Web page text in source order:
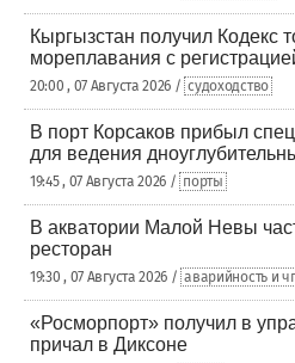
Кыргызстан получил Кодекс
мореплавания с
20:00 , 07 Августа 2026 / судоходство
В порт Корсаков прибыл
для ведения
19:45 , 07 Августа 2026 / порты
В акватории Малой Невы
ресторан
19:30 , 07 Августа 2026 / аварийность и
«Росморпорт» получил в
причал в Диксоне